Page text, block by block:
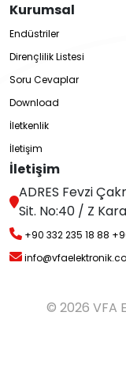
Kurumsal
Endüstriler
Dirençlilik Listesi
Soru Cevaplar
Download
İletkenlik
İletişim
İletişim
ADRES Fevzi
Sit. No:40 / Z
+90 332 235 18 88
© 2026 VFA